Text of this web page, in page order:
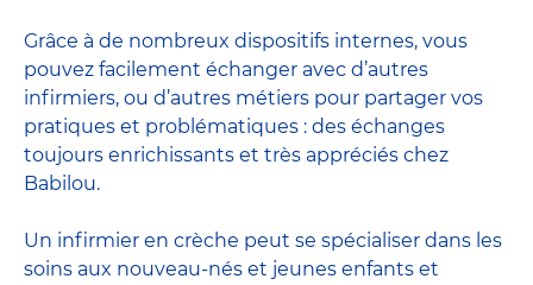
Grâce à de nombreux dispositifs internes, vous
pouvez facilement échanger avec d’autres
infirmiers, ou d’autres métiers pour partager vos
pratiques et problématiques : des échanges
toujours enrichissants et très appréciés chez
Babilou.
Un infirmier en crèche peut se spécialiser dans les
soins aux nouveau-nés et jeunes enfants et